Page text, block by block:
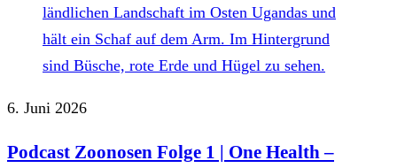
6. Juni 2026
Podcast Zoonosen Folge 1 | One Health –